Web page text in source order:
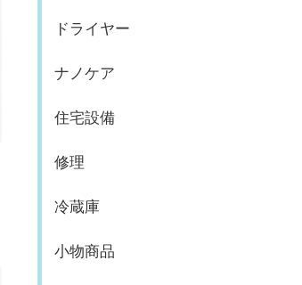
ドライヤー
ナノケア
住宅設備
修理
冷蔵庫
小物商品